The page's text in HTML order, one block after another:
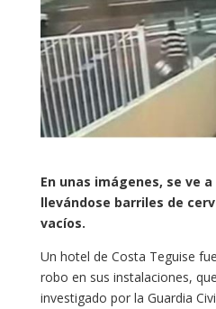
En unas imágenes, se ve
llevándose barriles de
vacíos.
Un hotel de Costa Teguise
robo en sus instalaciones,
investigado por la Guardia